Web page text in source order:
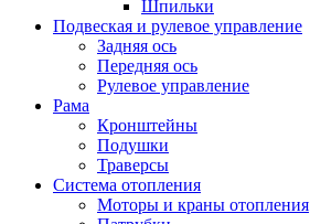
Шпильки
Подвеская и рулевое управление
Задняя ось
Передняя ось
Рулевое управление
Рама
Кронштейны
Подушки
Траверсы
Система отопления
Моторы и краны отопления